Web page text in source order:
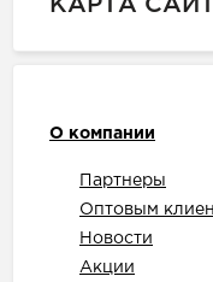
КАРТА
О компании
Партнеры
Оптовым
Новости
Акции